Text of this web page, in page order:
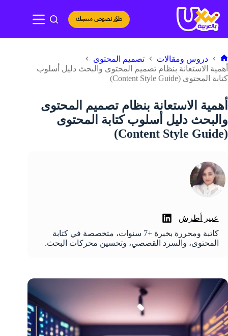
إلى
المحتوى
طوّر نصوص منتجك
الرئيسية
دروس ومقالات
تصميم المحتوى
أهمية الاستعانة بنظام تصميم المحتوى والبحث دليل أسلوب
كتابة المحتوى (Content Style Guide)
أهمية الاستعانة بنظام تصميم المحتوى
والبحث دليل أسلوب كتابة المحتوى
(Content Style Guide)
عبير أطرش
كاتبة ومحررة بخبرة +7 سنوات، متخصصة في كتابة
المحتوى، والسرد القصصي، وتحسين محركات البحث.